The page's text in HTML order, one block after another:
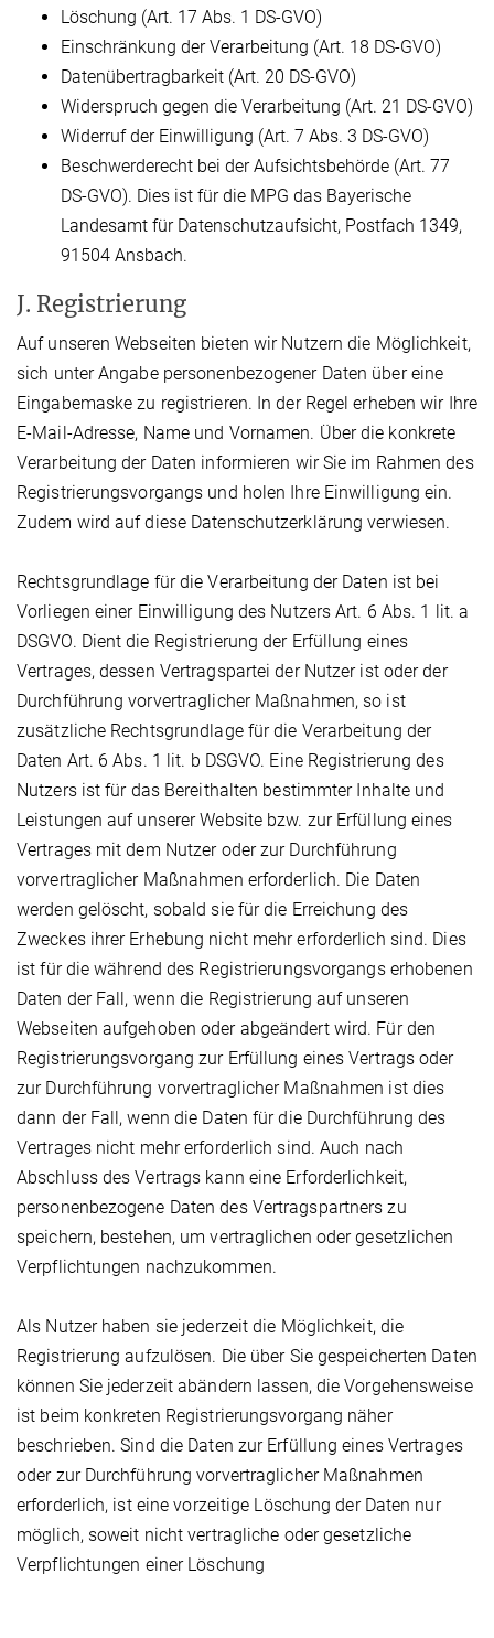
Löschung (Art. 17 Abs. 1 DS-GVO)
Einschränkung der Verarbeitung (Art. 18 DS-GVO)
Datenübertragbarkeit (Art. 20 DS-GVO)
Widerspruch gegen die Verarbeitung (Art. 21 DS-GVO)
Widerruf der Einwilligung (Art. 7 Abs. 3 DS-GVO)
Beschwerderecht bei der Aufsichtsbehörde (Art. 77
DS-GVO). Dies ist für die MPG das Bayerische
Landesamt für Datenschutzaufsicht, Postfach 1349,
91504 Ansbach.
J. Registrierung
Auf unseren Webseiten bieten wir Nutzern die Möglichkeit,
sich unter Angabe personenbezogener Daten über eine
Eingabemaske zu registrieren. In der Regel erheben wir Ihre
E-Mail-Adresse, Name und Vornamen. Über die konkrete
Verarbeitung der Daten informieren wir Sie im Rahmen des
Registrierungsvorgangs und holen Ihre Einwilligung ein.
Zudem wird auf diese Datenschutzerklärung verwiesen.
Rechtsgrundlage für die Verarbeitung der Daten ist bei
Vorliegen einer Einwilligung des Nutzers Art. 6 Abs. 1 lit. a
DSGVO. Dient die Registrierung der Erfüllung eines
Vertrages, dessen Vertragspartei der Nutzer ist oder der
Durchführung vorvertraglicher Maßnahmen, so ist
zusätzliche Rechtsgrundlage für die Verarbeitung der
Daten Art. 6 Abs. 1 lit. b DSGVO. Eine Registrierung des
Nutzers ist für das Bereithalten bestimmter Inhalte und
Leistungen auf unserer Website bzw. zur Erfüllung eines
Vertrages mit dem Nutzer oder zur Durchführung
vorvertraglicher Maßnahmen erforderlich. Die Daten
werden gelöscht, sobald sie für die Erreichung des
Zweckes ihrer Erhebung nicht mehr erforderlich sind. Dies
ist für die während des Registrierungsvorgangs erhobenen
Daten der Fall, wenn die Registrierung auf unseren
Webseiten aufgehoben oder abgeändert wird. Für den
Registrierungsvorgang zur Erfüllung eines Vertrags oder
zur Durchführung vorvertraglicher Maßnahmen ist dies
dann der Fall, wenn die Daten für die Durchführung des
Vertrages nicht mehr erforderlich sind. Auch nach
Abschluss des Vertrags kann eine Erforderlichkeit,
personenbezogene Daten des Vertragspartners zu
speichern, bestehen, um vertraglichen oder gesetzlichen
Verpflichtungen nachzukommen.
Als Nutzer haben sie jederzeit die Möglichkeit, die
Registrierung aufzulösen. Die über Sie gespeicherten Daten
können Sie jederzeit abändern lassen, die Vorgehensweise
ist beim konkreten Registrierungsvorgang näher
beschrieben. Sind die Daten zur Erfüllung eines Vertrages
oder zur Durchführung vorvertraglicher Maßnahmen
erforderlich, ist eine vorzeitige Löschung der Daten nur
möglich, soweit nicht vertragliche oder gesetzliche
Verpflichtungen einer Löschung